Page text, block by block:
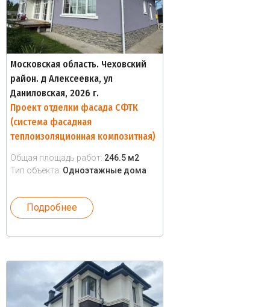
Московская область. Чеховский
район. д Алексеевка, ул
Даниловская, 2026 г.
Проект отделки фасада СФТК
(система фасадная
теплоизоляционная композитная)
Общая площадь работ: 246.5 м2
Тип объекта: Одноэтажные дома
Подробнее